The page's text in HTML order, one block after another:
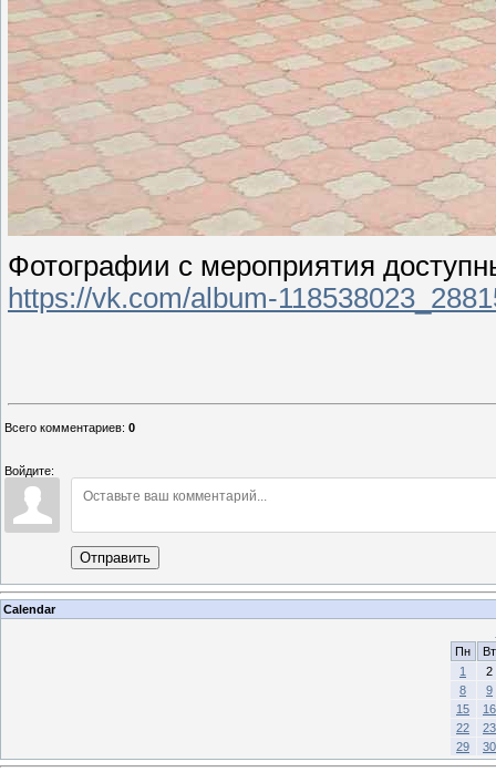
Фотографии с мероприятия
https://vk.com/album-
Всего комментариев: 0
Войдите:
Отправить
Calendar
Пн
Вт
1
2
8
9
15
16
22
23
29
30